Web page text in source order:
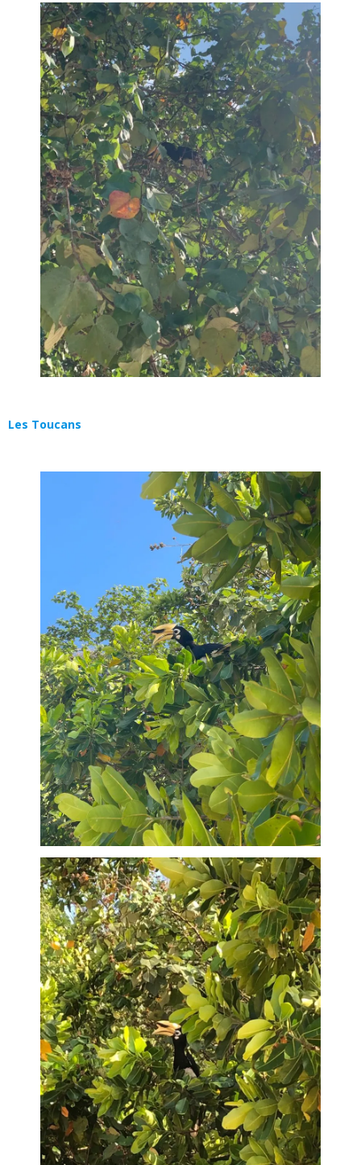
Les Toucans